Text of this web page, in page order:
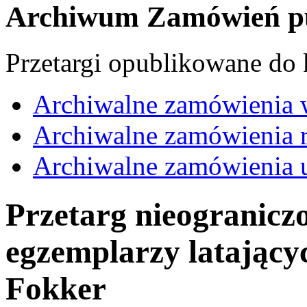
Archiwum Zamówień
Przetargi opublikowane do
Archiwalne zamówienia
Archiwalne zamówienia
Archiwalne zamówienia
Przetarg
egzemplarzy
Fokker